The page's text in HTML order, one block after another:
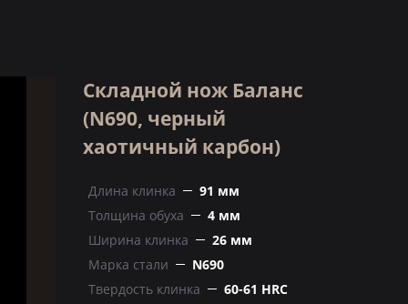
Складной нож Баланс
(N690, черный
хаотичный карбон)
Длина клинка
91 мм
Толщина обуха
4 мм
Ширина клинка
26 мм
Марка стали
N690
Твердость клинка
60-61 HRC